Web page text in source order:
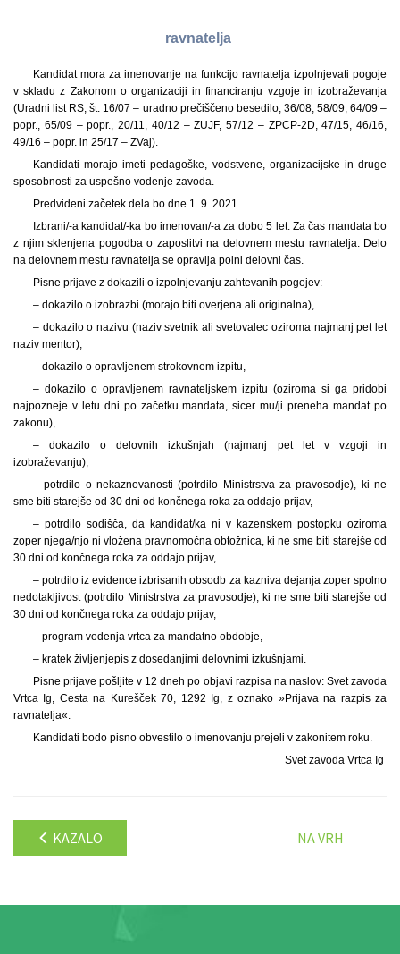
ravnatelja
Kandidat mora za imenovanje na funkcijo ravnatelja izpolnjevati pogoje
v skladu z Zakonom o organizaciji in financiranju vzgoje in izobraževanja
(Uradni list RS, št. 16/07 – uradno prečiščeno besedilo, 36/08, 58/09, 64/09 –
popr., 65/09 – popr., 20/11, 40/12 – ZUJF, 57/12 – ZPCP-2D, 47/15, 46/16,
49/16 – popr. in 25/17 – ZVaj).
Kandidati morajo imeti pedagoške, vodstvene, organizacijske in druge
sposobnosti za uspešno vodenje zavoda.
Predvideni začetek dela bo dne 1. 9. 2021.
Izbrani/-a kandidat/-ka bo imenovan/-a za dobo 5 let. Za čas mandata bo
z njim sklenjena pogodba o zaposlitvi na delovnem mestu ravnatelja. Delo
na delovnem mestu ravnatelja se opravlja polni delovni čas.
Pisne prijave z dokazili o izpolnjevanju zahtevanih pogojev:
– dokazilo o izobrazbi (morajo biti overjena ali originalna),
– dokazilo o nazivu (naziv svetnik ali svetovalec oziroma najmanj pet let
naziv mentor),
– dokazilo o opravljenem strokovnem izpitu,
– dokazilo o opravljenem ravnateljskem izpitu (oziroma si ga pridobi
najpozneje v letu dni po začetku mandata, sicer mu/ji preneha mandat po
zakonu),
– dokazilo o delovnih izkušnjah (najmanj pet let v vzgoji in
izobraževanju),
– potrdilo o nekaznovanosti (potrdilo Ministrstva za pravosodje), ki ne
sme biti starejše od 30 dni od končnega roka za oddajo prijav,
– potrdilo sodišča, da kandidat/ka ni v kazenskem postopku oziroma
zoper njega/njo ni vložena pravnomočna obtožnica, ki ne sme biti starejše od
30 dni od končnega roka za oddajo prijav,
– potrdilo iz evidence izbrisanih obsodb za kazniva dejanja zoper spolno
nedotakljivost (potrdilo Ministrstva za pravosodje), ki ne sme biti starejše od
30 dni od končnega roka za oddajo prijav,
– program vodenja vrtca za mandatno obdobje,
– kratek življenjepis z dosedanjimi delovnimi izkušnjami.
Pisne prijave pošljite v 12 dneh po objavi razpisa na naslov: Svet zavoda
Vrtca Ig, Cesta na Kurešček 70, 1292 Ig, z oznako »Prijava na razpis za
ravnatelja«.
Kandidati bodo pisno obvestilo o imenovanju prejeli v zakonitem roku.
Svet zavoda Vrtca Ig
KAZALO NA VRH